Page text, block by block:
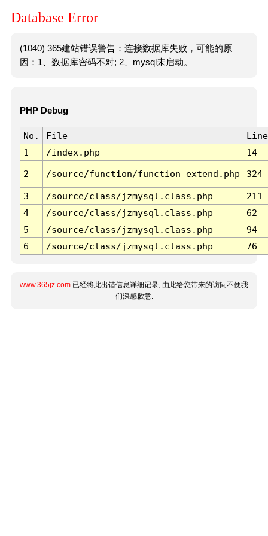
Database Error
(1040) 365建站错误警告：连接数据库失败，可能的原
因：1、数据库密码不对; 2、mysql未启动。
PHP Debug
No. File
Line
1
/index.php 14
2 /source/function/function_extend.php 324
3 /source/class/jzmysql.class.php
211
4
/source/class/jzmysql.class.php
62
5
/source/class/jzmysql.class.php
94
6
/source/class/jzmysql.class.php 76
www.365jz.com 已经将此出错信息详细记录, 由此给您带来的访问不便我
们深感歉意.